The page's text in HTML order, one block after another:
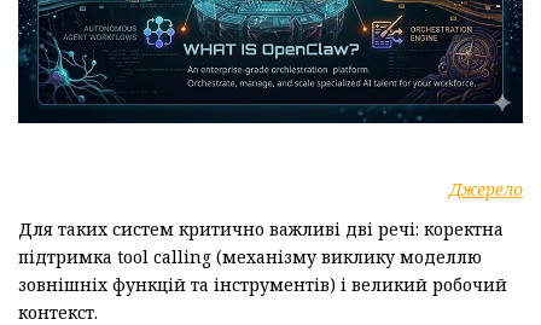
Джерело
Для таких систем критично важливі дві речі: коректна
підтримка tool calling (механізму виклику моделлю
зовнішніх функцій та інструментів) і великий робочий
контекст.